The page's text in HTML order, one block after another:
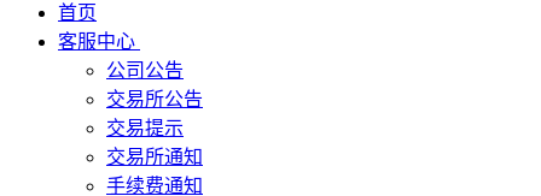
首页
客服中心
公司公告
交易所公告
交易提示
交易所通知
手续费通知